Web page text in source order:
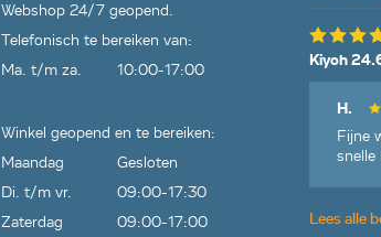
Webshop 24/7 geopend.
Telefonisch te bereiken van:
Ma. t/m za.
10:00-17:00
Winkel geopend en te bereiken:
Maandag
Gesloten
Di. t/m vr.
09:00-17:30
Zaterdag
09:00-17:00
Kiyoh
H.
Fijne
snelle
Lees alle